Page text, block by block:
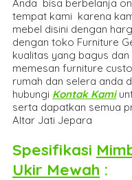
Anda bisa berbelanja
tempat kami karena
mebel disini dengan
dengan toko Furniture
kualitas yang bagus
memesan furniture
rumah dan selera anda
hubungi Kontak Kami
serta dapatkan semua
Altar Jati Jepara
Spesifikasi
Ukir Mewah :